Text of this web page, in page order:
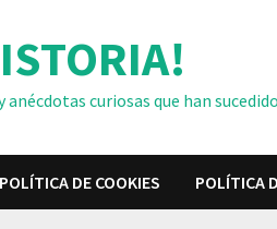
anécdotas curiosas que han
POLÍTICA DE COOKIES POLÍTICA